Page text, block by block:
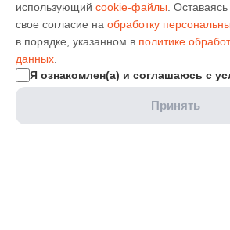
использующий cookie-файлы .
свое согласие на обработку
в порядке, указанном в политике
данных
Я ознакомлен(а) и соглашаюсь с
Принять